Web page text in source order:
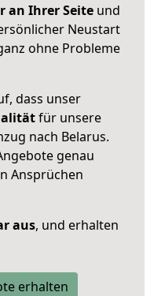
an Ihrer Seite und
Neustart
ohne Probleme
dass unser
für unsere
nach Belarus.
genau
Ansprüchen
aus, und erhalten
erhalten